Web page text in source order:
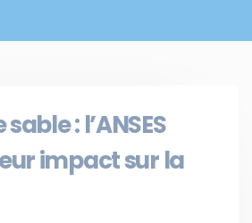
: l’ANSES
impact sur la